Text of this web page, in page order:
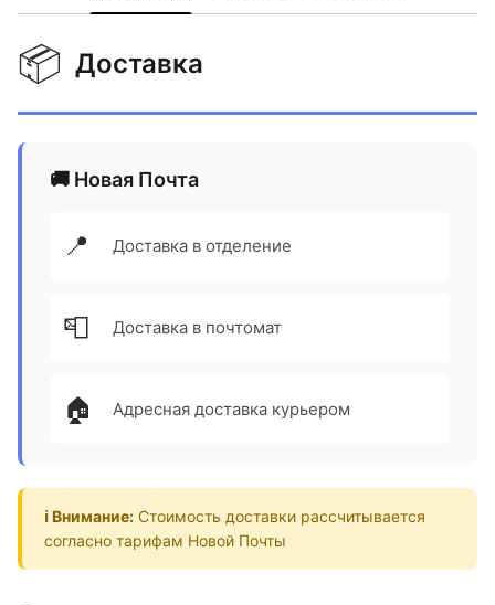
📦 Доставка
🚚 Новая Почта
📍 Доставка в отделение
📮 Доставка в почтомат
🏠 Адресная доставка курьером
ℹ️ Внимание: Стоимость доставки рассчитывается
согласно тарифам Новой Почты